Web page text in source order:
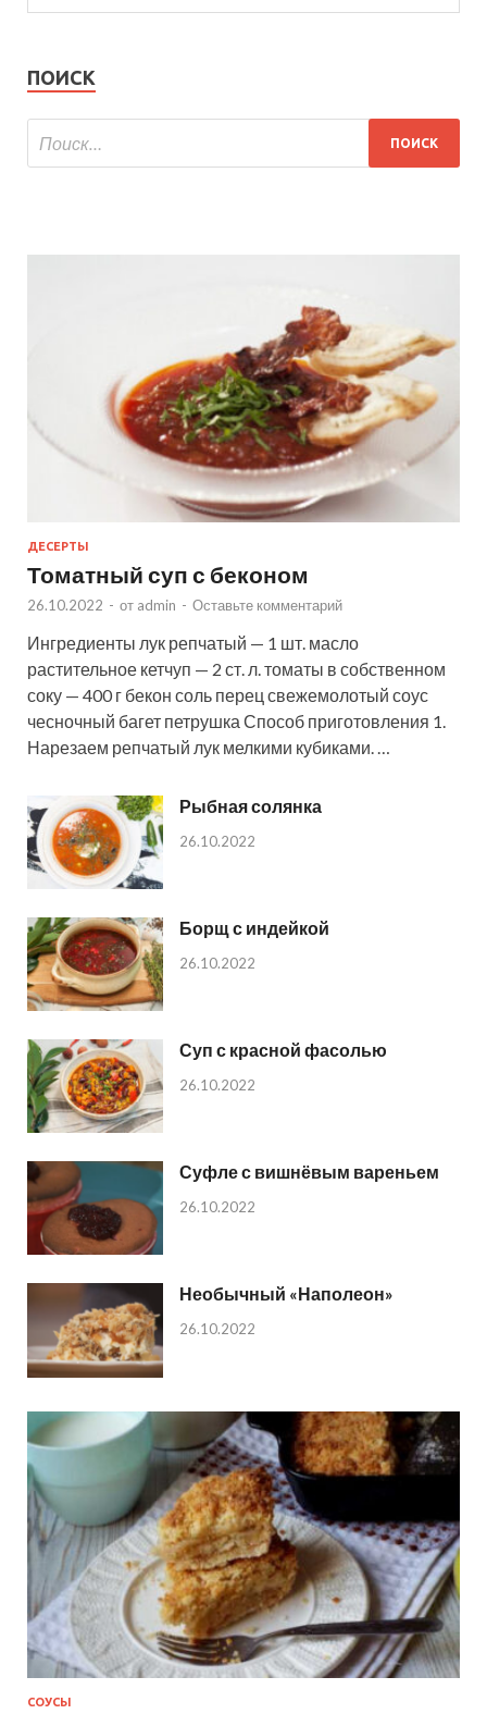
ПОИСК
ДЕСЕРТЫ
Томатный суп с беконом
26.10.2022 - от admin - Оставьте комментарий
Ингредиенты лук репчатый — 1 шт. масло
растительное кетчуп — 2 ст. л. томаты в собственном
соку — 400 г бекон соль перец свежемолотый соус
чесночный багет петрушка Способ приготовления 1.
Нарезаем репчатый лук мелкими кубиками. …
Рыбная солянка
26.10.2022
Борщ с индейкой
26.10.2022
Суп с красной фасолью
26.10.2022
Суфле с вишнёвым вареньем
26.10.2022
Необычный «Наполеон»
26.10.2022
СОУСЫ